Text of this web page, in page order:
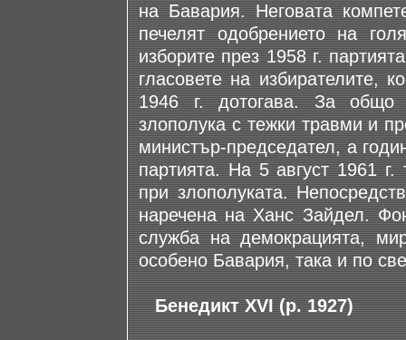
на Бавария. Неговата
печелят одобрението на
изборите през 1958 г.
гласовете на избирателите,
1946 г. дотогава. За общо
злополука с тежки травми и
министър-председател, а
партията. На 5 август 1961
при злополуката.
наречена на Ханс Зайдел.
служба на демокрацията,
особено Бавария, така и по
Бенедикт XVI (р. 1927)